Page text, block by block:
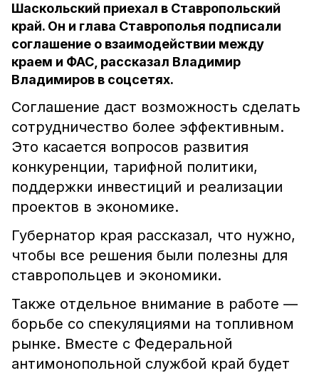
Шаскольский приехал в Ставропольский
край. Он и глава Ставрополья подписали
соглашение о взаимодействии между
краем и ФАС, рассказал Владимир
Владимиров в соцсетях.
Соглашение даст возможность сделать
сотрудничество более эффективным.
Это касается вопросов развития
конкуренции, тарифной политики,
поддержки инвестиций и реализации
проектов в экономике.
Губернатор края рассказал, что нужно,
чтобы все решения были полезны для
ставропольцев и экономики.
Также отдельное внимание в работе —
борьбе со спекуляциями на топливном
рынке. Вместе с Федеральной
антимонопольной службой край будет